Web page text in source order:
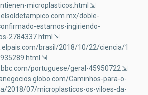
microplasticos.html
doble-
estamos-ingiriendo-
2784337.html
brasil/2018/10/22/ciencia/1
portuguese/geral-45950722
Caminhos-para-o-
2018/07/microplasticos-os-viloes-da-